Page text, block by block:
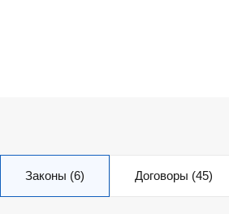
Законы (6) Договоры (45)